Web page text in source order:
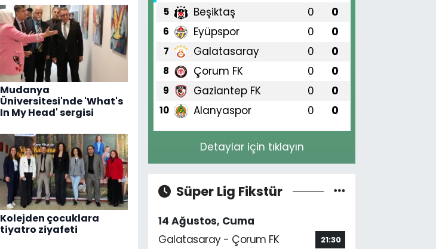
Mudanya
Üniversitesi'nde 'What's
In My Head' sergisi
Kolejden çocuklara
tiyatro ziyafeti
5 Beşiktaş 0 0
6 Eyüpspor 0 0
7 Galatasaray 0 0
8 Çorum FK 0 0
9 Gaziantep FK 0 0
10 Alanyaspor 0 0
Detaylar için tıklayın
Süper Lig Fikstür
14 Ağustos, Cuma
Galatasaray - Çorum FK
21:30